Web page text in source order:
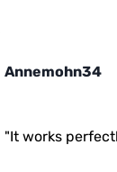
Annemohn34
"It works